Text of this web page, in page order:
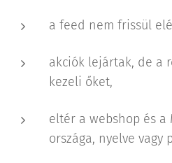
a feed nem frissül
akciók lejártak, de a
kezeli őket,
eltér a webshop és a
országa, nyelve vagy